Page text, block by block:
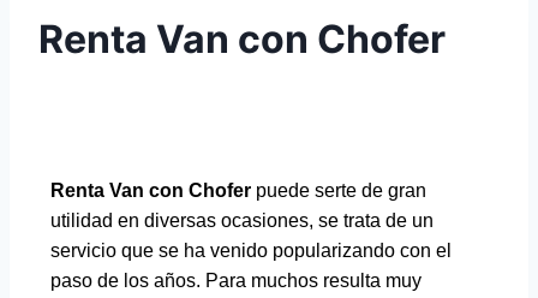
Renta Van con Chofer
Renta Van con Chofer puede serte de gran
utilidad en diversas ocasiones, se trata de un
servicio que se ha venido popularizando con el
paso de los años. Para muchos resulta muy